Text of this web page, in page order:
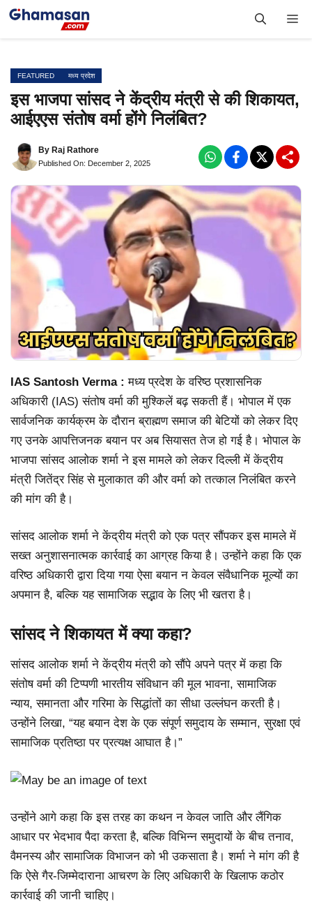
Skip
FEATURED मध्य प्रदेश
इस भाजपा सांसद ने केंद्रीय मंत्री से की शिकायत,
आईएएस संतोष वर्मा होंगे निलंबित?
By Raj Rathore
Published On: December 2, 2025
IAS Santosh Verma : मध्य प्रदेश के वरिष्ठ प्रशासनिक
अधिकारी (IAS) संतोष वर्मा की मुश्किलें बढ़ सकती हैं। भोपाल में एक
सार्वजनिक कार्यक्रम के दौरान ब्राह्मण समाज की बेटियों को लेकर दिए
गए उनके आपत्तिजनक बयान पर अब सियासत तेज हो गई है। भोपाल के
भाजपा सांसद आलोक शर्मा ने इस मामले को लेकर दिल्ली में केंद्रीय
मंत्री जितेंद्र सिंह से मुलाकात की और वर्मा को तत्काल निलंबित करने
की मांग की है।
सांसद आलोक शर्मा ने केंद्रीय मंत्री को एक पत्र सौंपकर इस मामले में
सख्त अनुशासनात्मक कार्रवाई का आग्रह किया है। उन्होंने कहा कि एक
वरिष्ठ अधिकारी द्वारा दिया गया ऐसा बयान न केवल संवैधानिक मूल्यों का
अपमान है, बल्कि यह सामाजिक सद्भाव के लिए भी खतरा है।
सांसद ने शिकायत में क्या कहा?
सांसद आलोक शर्मा ने केंद्रीय मंत्री को सौंपे अपने पत्र में कहा कि
संतोष वर्मा की टिप्पणी भारतीय संविधान की मूल भावना, सामाजिक
न्याय, समानता और गरिमा के सिद्धांतों का सीधा उल्लंघन करती है।
उन्होंने लिखा, “यह बयान देश के एक संपूर्ण समुदाय के सम्मान, सुरक्षा एवं
सामाजिक प्रतिष्ठा पर प्रत्यक्ष आघात है।”
उन्होंने आगे कहा कि इस तरह का कथन न केवल जाति और लैंगिक
आधार पर भेदभाव पैदा करता है, बल्कि विभिन्न समुदायों के बीच तनाव,
वैमनस्य और सामाजिक विभाजन को भी उकसाता है। शर्मा ने मांग की है
कि ऐसे गैर-जिम्मेदाराना आचरण के लिए अधिकारी के खिलाफ कठोर
कार्रवाई की जानी चाहिए।